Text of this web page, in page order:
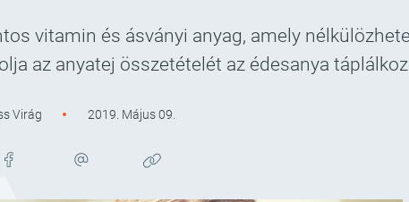
vitamin és ásványi anyag, amely
az anyatej összetételét az édesanya
Virág 2019. Május 09.